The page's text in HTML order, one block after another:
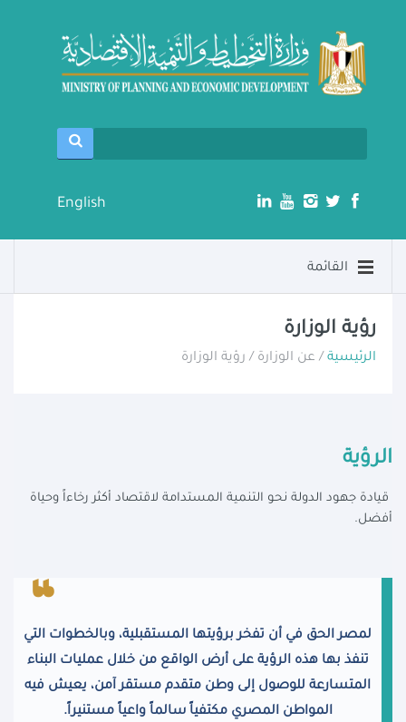
English
القائمة
رؤية الوزارة
الرئيسية / عن الوزارة / رؤية الوزارة
الرؤية
قيادة جهود الدولة نحو التنمية المستدامة لاقتصاد أكثر رخاءاً وحياة
أفضل.
لمصر الحق في أن تفخر برؤيتها المستقبلية، وبالخطوات التي
تنفذ بها هذه الرؤية على أرض الواقع من خلال عمليات البناء
المتسارعة للوصول إلى وطن متقدم مستقر آمن، يعيش فيه
المواطن المصري مكتفياً سالماً واعياً مستنيراً.